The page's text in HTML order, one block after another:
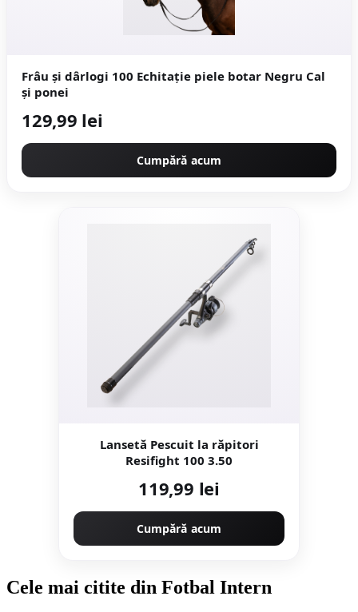
Frâu și dârlogi 100 Echitație piele botar Negru Cal
și ponei
129,99 lei
Cumpără acum
Lansetă Pescuit la răpitori
Resifight 100 3.50
119,99 lei
Cumpără acum
Cele mai citite din Fotbal Intern